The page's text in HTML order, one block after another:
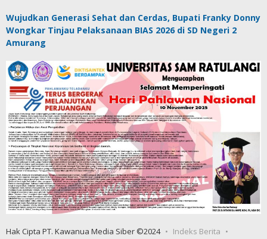
Wujudkan Generasi Sehat dan Cerdas, Bupati Franky Donny
Wongkar Tinjau Pelaksanaan BIAS 2026 di SD Negeri 2
Amurang
Hak Cipta PT. Kawanua Media Siber ©2024
Indeks Berita